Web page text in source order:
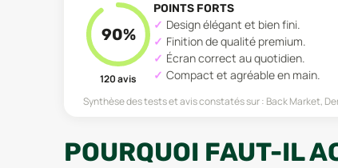
90%
120avis
POINTS FORTS
Design élégant et bien fini.
Finition de qualité premium.
Écran correct au quotidien.
Compact et agréable en main.
Synthèse des tests et avis constatés sur : Back Market,
POURQUOI FAUT-IL